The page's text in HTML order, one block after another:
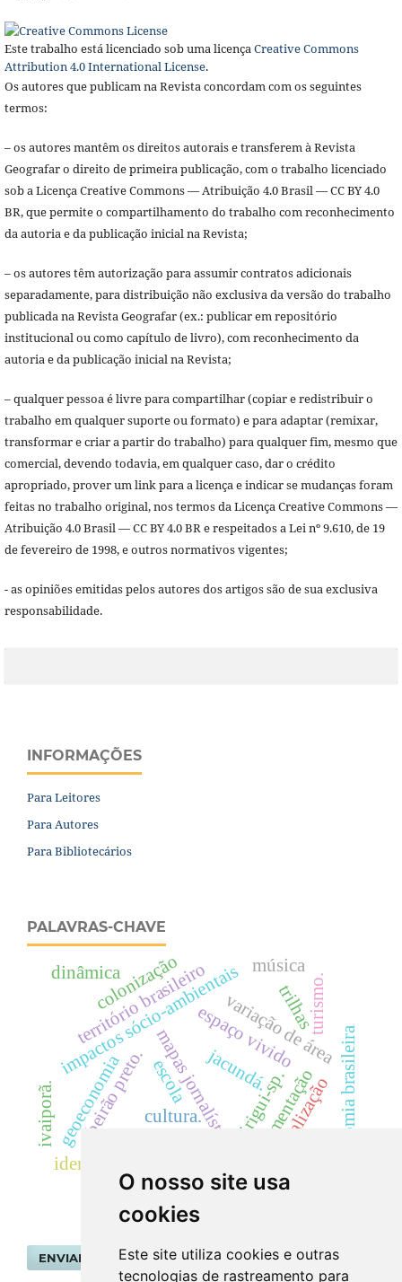
O nosso site usa
cookies
Este site utiliza cookies e outras
tecnologias de rastreamento para
Este trabalho está licenciado sob uma licençaCreative Commons
Attribution 4.0 International License.
Os autores que publicam na Revista concordam com os seguintes
termos:
– os autores mantêm os direitos autorais e transferem à Revista
Geografar o direito de primeira publicação, com o trabalho licenciado
sob a Licença Creative Commons — Atribuição 4.0 Brasil — CC BY 4.0
BR, que permite o compartilhamento do trabalho com reconhecimento
da autoria e da publicação inicial na Revista;
– os autores têm autorização para assumir contratos adicionais
separadamente, para distribuição não exclusiva da versão do trabalho
publicada na Revista Geografar (ex.: publicar em repositório
institucional ou como capítulo de livro), com reconhecimento da
autoria e da publicação inicial na Revista;
– qualquer pessoa é livre para compartilhar (copiar e redistribuir o
trabalho em qualquer suporte ou formato) e para adaptar (remixar,
transformar e criar a partir do trabalho) para qualquer fim, mesmo que
comercial, devendo todavia, em qualquer caso, dar o crédito
apropriado, prover um link para a licença e indicar se mudanças foram
feitas no trabalho original, nos termos da Licença Creative Commons —
Atribuição 4.0 Brasil — CC BY 4.0 BR e respeitados a Lei nº 9.610, de 19
de fevereiro de 1998, e outros normativos vigentes;
- as opiniões emitidas pelos autores dos artigos são de sua exclusiva
responsabilidade.
INFORMAÇÕES
Para Leitores
Para Autores
Para Bibliotecários
PALAVRAS-CHAVE
mapas jornalísticosbirigui-sp.
impactos sócio-ambientais
jacundá.
ribeirão preto.
espaço vivido
cultura.
variação de área
território brasileiro
identidades goianas. economia brasileira
geoeconomia
turismo.
trilhas
sedimentação
tribalização
escola
ivaiporã.
música
colonização
dinâmica
ENVIAR SUBMISSÃO